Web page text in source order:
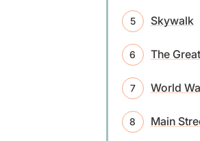
Skywalk
The
World
Main